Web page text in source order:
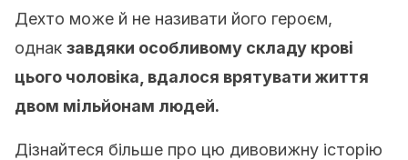
Дехто може й не називати його героєм,
однак завдяки особливому складу крові
цього чоловіка, вдалося врятувати життя
двом мільйонам людей.
Дізнайтеся більше про цю дивовижну історію